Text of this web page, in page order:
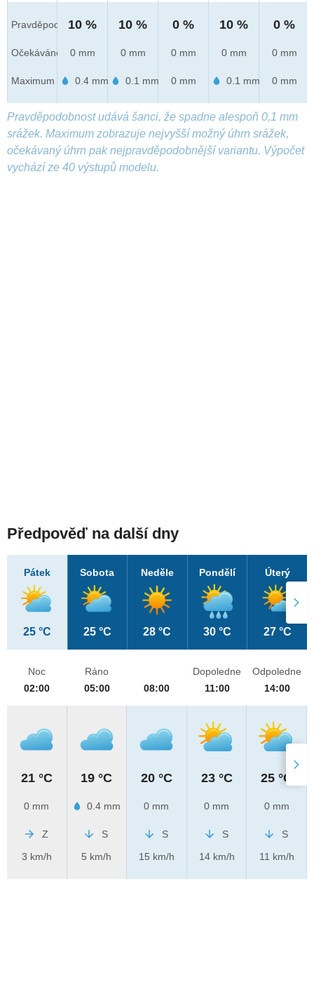
Pravděpod.
Očekáváno
Maximum
10 %
0 mm
0.4 mm
10 %
0 mm
0.1 mm
0 %
0 mm
0 mm
10 %
0 mm
0.1 mm
0 %
0 mm
0 mm
Pravděpodobnost udává šanci, že spadne alespoň 0,1 mm
srážek. Maximum zobrazuje nejvyšší možný úhrn srážek,
očekávaný úhrn pak nejpravděpodobnější variantu. Výpočet
vychází ze 40 výstupů modelu.
Předpověď na další dny
Pátek
25 °C
Sobota
25 °C
Neděle
28 °C
Pondělí
30 °C
Úterý
27 °C
Noc
02:00
21 °C
0 mm
Z
3 km/h
Ráno
05:00
19 °C
0.4 mm
S
5 km/h
08:00
20 °C
0 mm
S
15 km/h
Dopoledne
11:00
23 °C
0 mm
S
14 km/h
Odpoledne
14:00
25 °C
0 mm
S
11 km/h